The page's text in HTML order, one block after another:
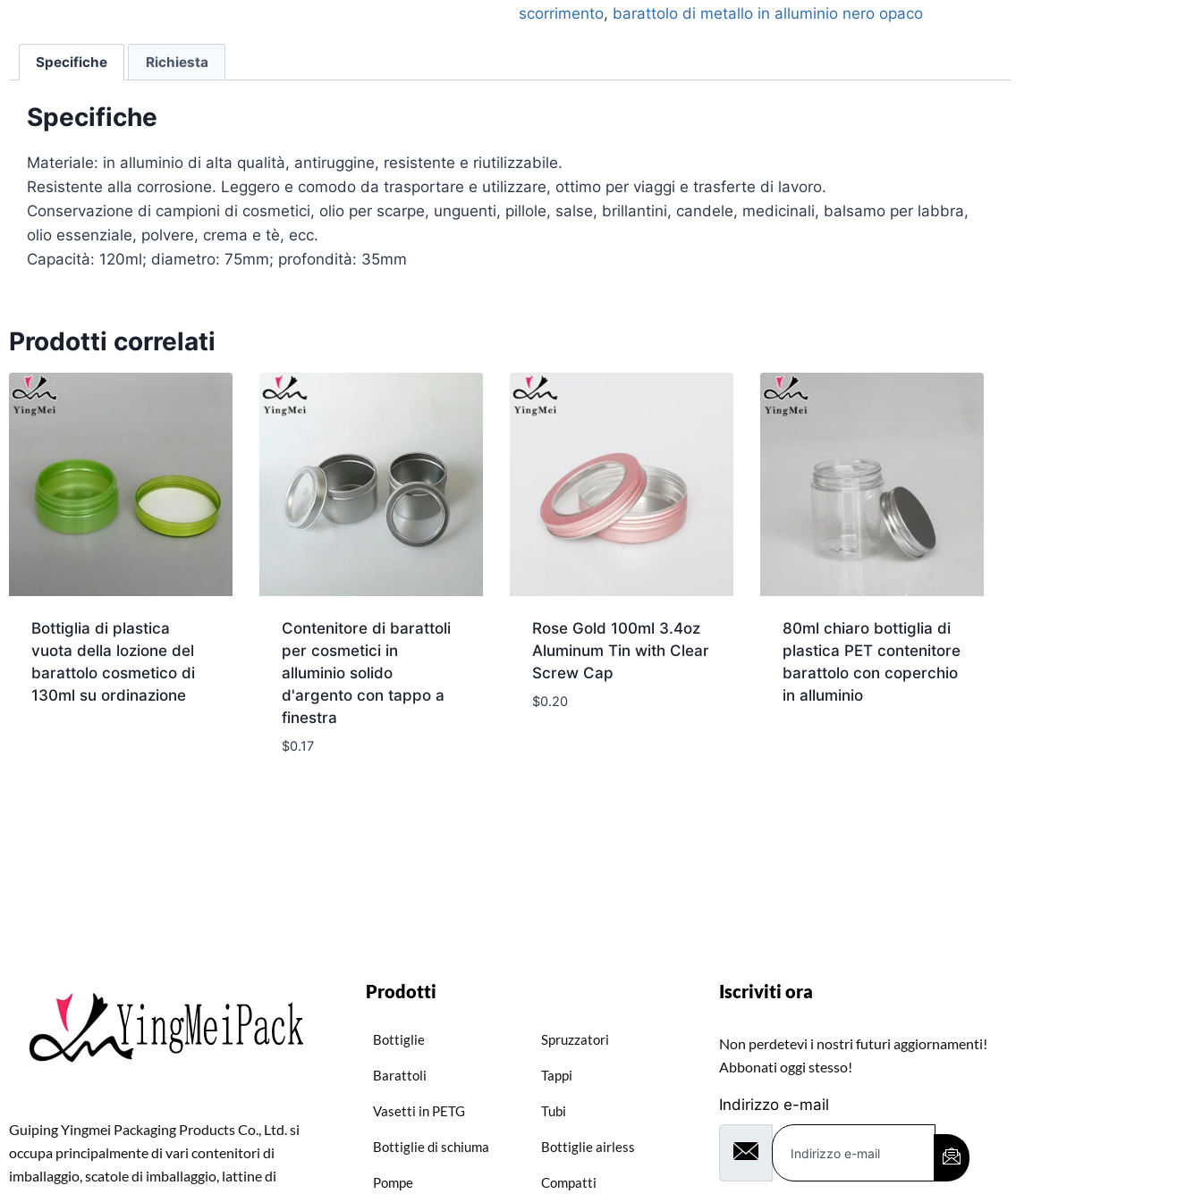
scorrimento, barattolo di metallo in alluminio nero opaco
Specifiche Richiesta
Specifiche
Materiale: in alluminio di alta qualità, antiruggine, resistente e riutilizzabile.
Resistente alla corrosione. Leggero e comodo da trasportare e utilizzare, ottimo per viaggi e trasferte di lavoro.
Conservazione di campioni di cosmetici, olio per scarpe, unguenti, pillole, salse, brillantini, candele, medicinali, balsamo per labbra,
olio essenziale, polvere, crema e tè, ecc.
Capacità: 120ml; diametro: 75mm; profondità: 35mm
Prodotti correlati
Bottiglia di plastica
vuota della lozione del
barattolo cosmetico di
130ml su ordinazione
Contenitore di barattoli
per cosmetici in
alluminio solido
d'argento con tappo a
finestra
$0.17
Rose Gold 100ml 3.4oz
Aluminum Tin with Clear
Screw Cap
$0.20
80ml chiaro bottiglia di
plastica PET contenitore
barattolo con coperchio
in alluminio
Guiping Yingmei Packaging Products Co., Ltd. si
occupa principalmente di vari contenitori di
imballaggio, scatole di imballaggio, lattine di
Prodotti
Bottiglie
Barattoli
Vasetti in PETG
Bottiglie di schiuma
Pompe
Spruzzatori
Tappi
Tubi
Bottiglie airless
Compatti
Iscriviti ora
Non perdetevi i nostri futuri aggiornamenti!
Abbonati oggi stesso!
Indirizzo e-mail